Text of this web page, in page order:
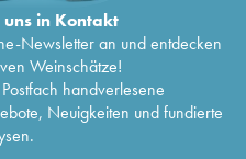
in Kontakt
Newsletter an und entdecken
Weinschätze!
handverlesene
Neuigkeiten und fundierte